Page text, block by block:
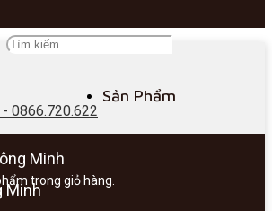
0866.720.622
trong giỏ hàng.
Sản Phẩm
Minh
Minh